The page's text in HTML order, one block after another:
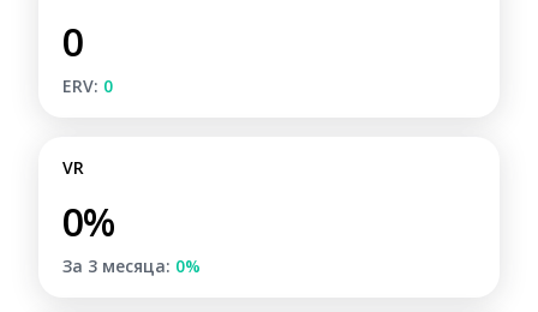
0
ERV: 0
VR
0%
За 3 месяца: 0%